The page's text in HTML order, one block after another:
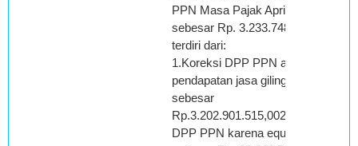
PPN Masa Pajak April 2010
sebesar Rp. 3.233.748.028,00
terdiri dari:
1.Koreksi DPP PPN atas
pendapatan jasa giling
sebesar
Rp.3.202.901.515,002.Koreksi
DPP PPN karena equalisasi